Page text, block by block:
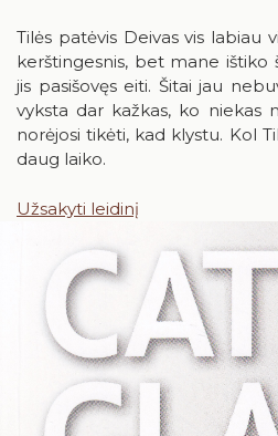
3 5
10 11 12
17 18 19
31
Tilės patėvis Deivas vis labiau
kerštingesnis, bet mane ištiko
jis pasišovęs eiti. Šitai jau
vyksta dar kažkas, ko niekas
norėjosi tikėti, kad klystu. Kol
daug laiko.
Užsakyti leidinį